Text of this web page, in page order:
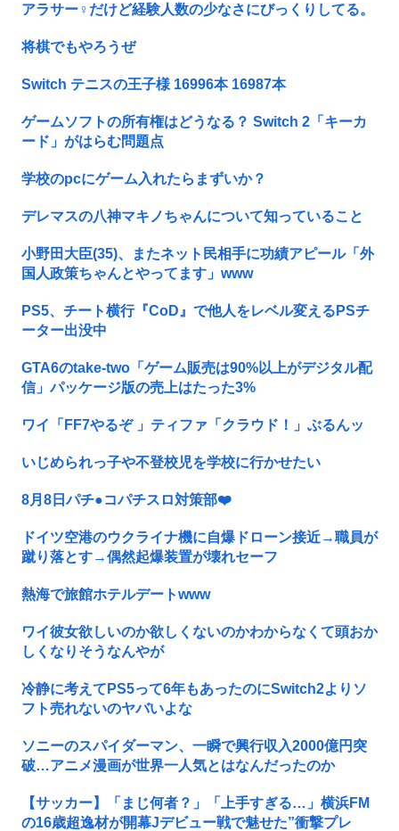
アラサー♀だけど経験人数の少なさにびっくりしてる。
将棋でもやろうぜ
Switch テニスの王子様 16996本 16987本
ゲームソフトの所有権はどうなる？ Switch 2「キーカ
ード」がはらむ問題点
学校のpcにゲーム入れたらまずいか？
デレマスの八神マキノちゃんについて知っていること
小野田大臣(35)、またネット民相手に功績アピール「外
国人政策ちゃんとやってます」www
PS5、チート横行『CoD』で他人をレベル変えるPSチ
ーター出没中
GTA6のtake-two「ゲーム販売は90%以上がデジタル配
信」パッケージ版の売上はたった3%
ワイ「FF7やるぞ 」ティファ「クラウド！」ぶるんッ
いじめられっ子や不登校児を学校に行かせたい
8月8日パチ●コパチスロ対策部❤️
ドイツ空港のウクライナ機に自爆ドローン接近→職員が
蹴り落とす→偶然起爆装置が壊れセーフ
熱海で旅館ホテルデートwww
ワイ彼女欲しいのか欲しくないのかわからなくて頭おか
しくなりそうなんやが
冷静に考えてPS5って6年もあったのにSwitch2よりソ
フト売れないのヤバいよな
ソニーのスパイダーマン、一瞬で興行収入2000億円突
破…アニメ漫画が世界一人気とはなんだったのか
【サッカー】「まじ何者？」「上手すぎる…」横浜FM
の16歳超逸材が開幕Jデビュー戦で魅せた”衝撃プレ